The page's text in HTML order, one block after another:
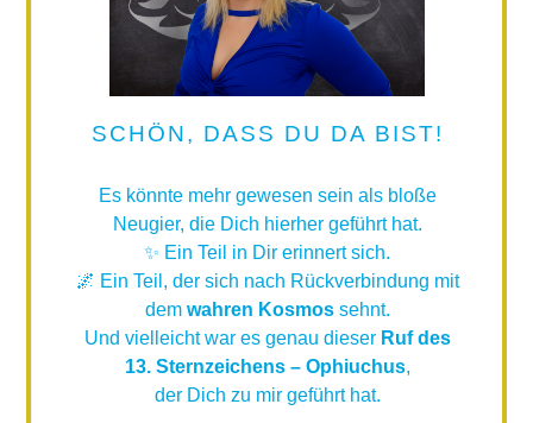
SCHÖN, DASS DU DA BIST!
Es könnte mehr gewesen sein als bloße
Neugier, die Dich hierher geführt hat.
✨ Ein Teil in Dir erinnert sich.
🌌 Ein Teil, der sich nach Rückverbindung mit
dem wahren Kosmossehnt.
Und vielleicht war es genau dieser Ruf des
13. Sternzeichens – Ophiuchus,
der Dich zu mir geführt hat.